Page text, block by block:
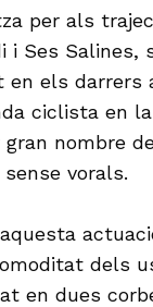
per als
Ses Salines,
els darrers
ciclista en la
nombre
vorals.
dels
en dues